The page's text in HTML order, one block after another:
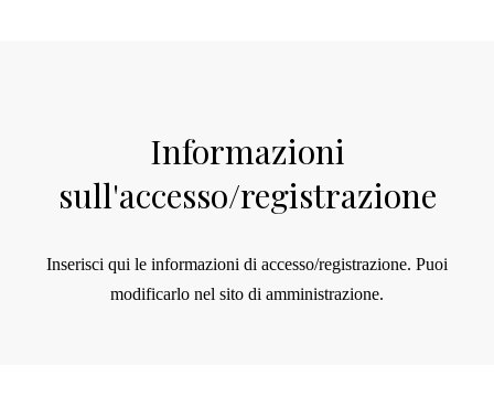
Informazioni
sull'accesso/registrazione
Inserisci qui le informazioni di accesso/registrazione. Puoi
modificarlo nel sito di amministrazione.